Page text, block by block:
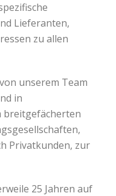
Lieferanten,
zu allen
unserem Team
in
breitgefächerten
Privatkunden, zur
25 Jahren auf